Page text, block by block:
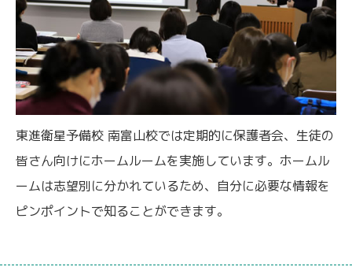
東進衛星予備校 南富山校では定期的に保護者会、生徒の
皆さん向けにホームルームを実施しています。ホームル
ームは志望別に分かれているため、自分に必要な情報を
ピンポイントで知ることができます。